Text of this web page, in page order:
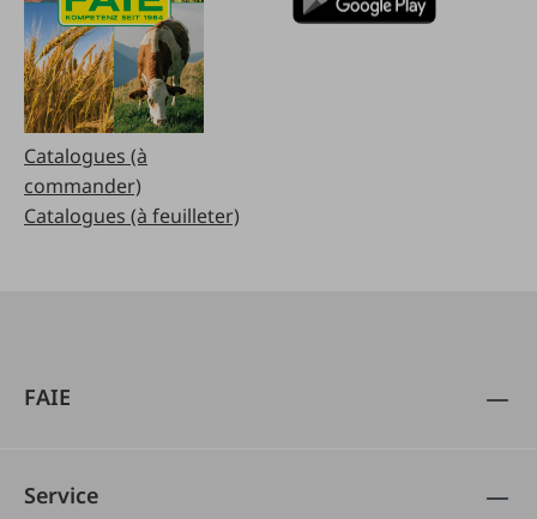
Catalogues (à
commander)
Catalogues (à feuilleter)
FAIE
Service